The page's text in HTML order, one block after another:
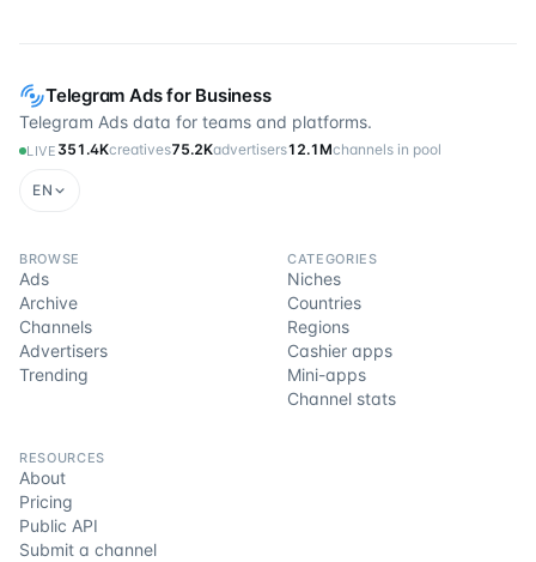
Telegram Ads for Business
Telegram Ads data for teams and platforms.
LIVE 351.4Kcreatives75.2Kadvertisers12.1Mchannels in pool
EN
BROWSE
Ads
Archive
Channels
Advertisers
Trending
CATEGORIES
Niches
Countries
Regions
Cashier apps
Mini-apps
Channel stats
RESOURCES
About
Pricing
Public API
Submit a channel